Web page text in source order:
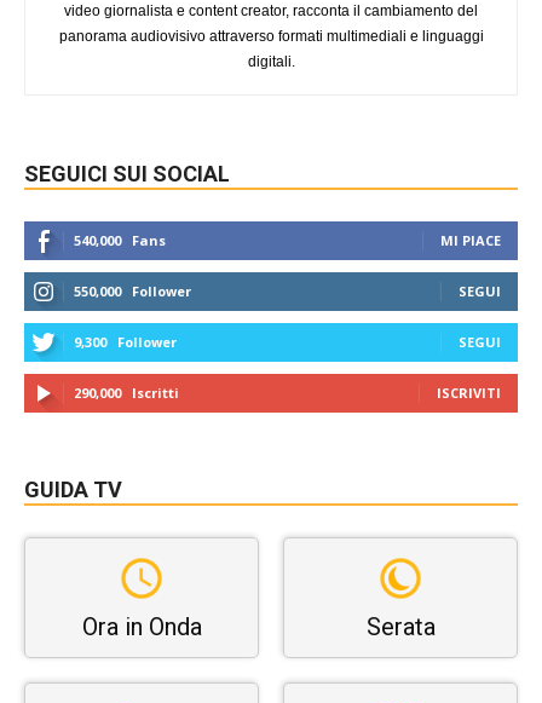
video giornalista e content creator, racconta il cambiamento del
panorama audiovisivo attraverso formati multimediali e linguaggi
digitali.
SEGUICI SUI SOCIAL
540,000 Fans MI PIACE
550,000 Follower SEGUI
9,300 Follower SEGUI
290,000 Iscritti ISCRIVITI
GUIDA TV
Ora in Onda Serata